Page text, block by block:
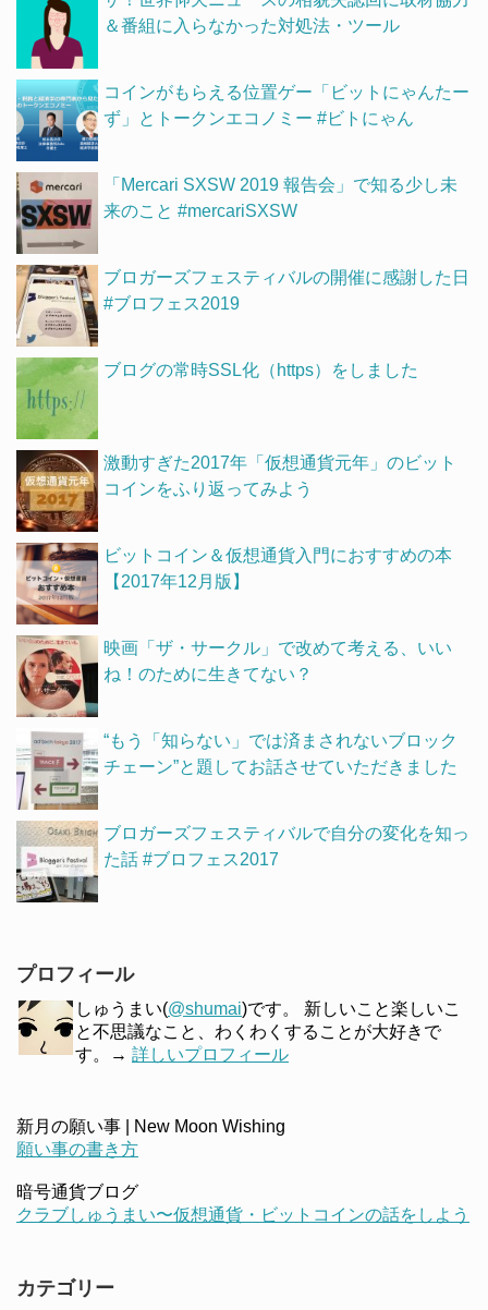
＆番組に入らなかった対処法・ツール
コインがもらえる位置ゲー「ビットにゃんたー
ず」とトークンエコノミー #ビトにゃん
「Mercari SXSW 2019 報告会」で知る少し未
来のこと #mercariSXSW
ブロガーズフェスティバルの開催に感謝した日
#ブロフェス2019
ブログの常時SSL化（https）をしました
激動すぎた2017年「仮想通貨元年」のビット
コインをふり返ってみよう
ビットコイン＆仮想通貨入門におすすめの本
【2017年12月版】
映画「ザ・サークル」で改めて考える、いい
ね！のために生きてない？
“もう「知らない」では済まされないブロック
チェーン”と題してお話させていただきました
ブロガーズフェスティバルで自分の変化を知っ
た話 #ブロフェス2017
プロフィール
しゅうまい(@shumai)です。 新しいこと楽しいこ
と不思議なこと、わくわくすることが大好きで
す。→ 詳しいプロフィール
新月の願い事 | New Moon Wishing
願い事の書き方
暗号通貨ブログ
クラブしゅうまい〜仮想通貨・ビットコインの話をしよう
カテゴリー